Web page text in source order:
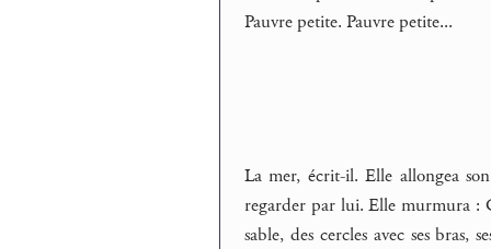
Pauvre petite. Pauvre petite...
La mer, écrit-il. Elle allongea
regarder par lui. Elle murmura :
sable, des cercles avec ses bras,